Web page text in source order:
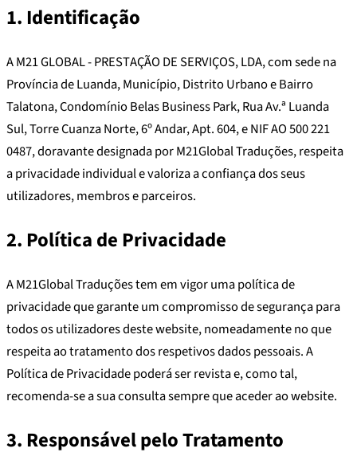
1. Identificação
A M21 GLOBAL - PRESTAÇÃO DE SERVIÇOS, LDA, com sede na
Província de Luanda, Município, Distrito Urbano e Bairro
Talatona, Condomínio Belas Business Park, Rua Av.ª Luanda
Sul, Torre Cuanza Norte, 6º Andar, Apt. 604, e NIF AO 500 221
0487, doravante designada por M21Global Traduções, respeita
a privacidade individual e valoriza a confiança dos seus
utilizadores, membros e parceiros.
2. Política de Privacidade
A M21Global Traduções tem em vigor uma política de
privacidade que garante um compromisso de segurança para
todos os utilizadores deste website, nomeadamente no que
respeita ao tratamento dos respetivos dados pessoais. A
Política de Privacidade poderá ser revista e, como tal,
recomenda-se a sua consulta sempre que aceder ao website.
3. Responsável pelo Tratamento